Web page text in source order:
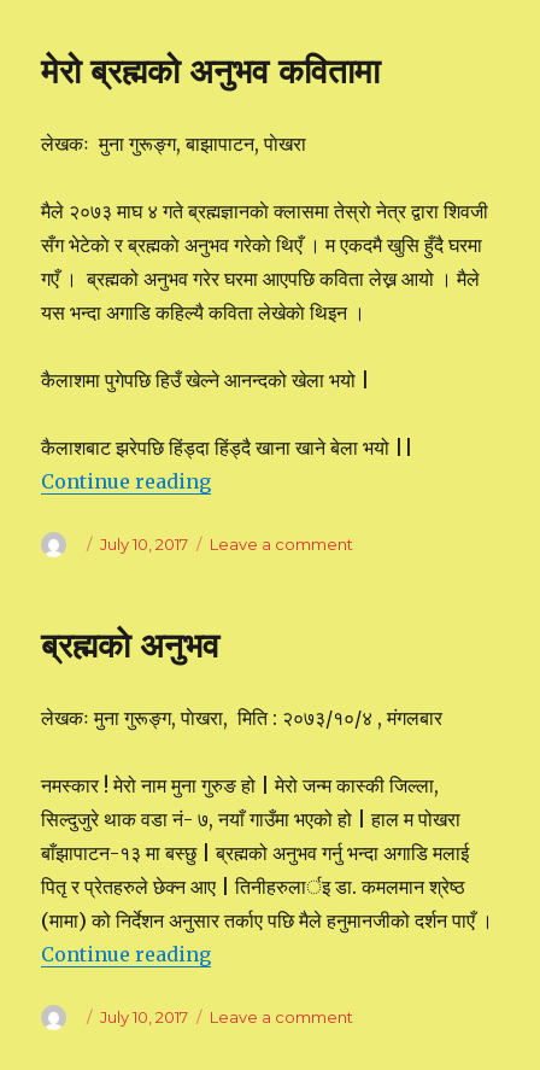
मेरो ब्रह्मको अनुभव कवितामा
लेखकः मुना गुरूङ्ग, बाझापाटन, पाेखरा
मैले २०७३ माघ ४ गते ब्रह्मज्ञानकाे क्लासमा तेस्राे नेत्र द्वारा शिवजी
सँग भेटेकाे र ब्रह्मकाे अनुभव गरेकाे थिएँ । म एकदमै खुसि हुँदै घरमा
गएँ । ब्रह्मको अनुभव गरेर घरमा आएपछि कविता लेख्न आयो । मैले
यस भन्दा अगाडि कहिल्यै कविता लेखेकाे थिइन ।
कैलाशमा पुगेपछि हिउँ खेल्ने आनन्दको खेला भयो |
कैलाशबाट झरेपछि हिंड्दा हिंड्दै खाना खाने बेला भयो ||
Continue reading
Author
Posted
July 10, 2017 Leave a comment
ब्रह्मकाे अनुभव
लेखकः मुना गुरूङ्ग, पाेखरा, मिति : २०७३/१०/४ , मंगलबार
नमस्कार ! मेरो नाम मुना गुरुङ हो | मेरो जन्म कास्की जिल्ला,
सिल्दुजुरे थाक वडा नं- ७, नयाँ गाउँमा भएको हो | हाल म पोखरा
बाँझापाटन-१३ मा बस्छु | ब्रह्मको अनुभव गर्नु भन्दा अगाडि मलाई
पितृ र प्रेतहरुले छेक्न आए | तिनीहरुलार्इ डा. कमलमान श्रेष्ठ
(मामा) को निर्देशन अनुसार तर्काए पछि मैले हनुमानजीको दर्शन पाएँ ।
Continue reading
Author
Posted
July 10, 2017 Leave a comment